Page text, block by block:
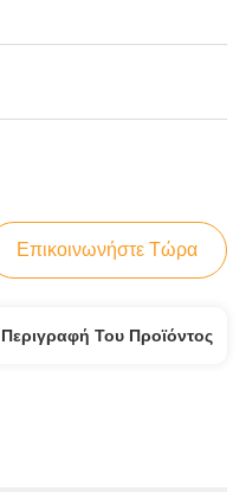
Επικοινωνήστε Τώρα
Περιγραφή Του Προϊόντος